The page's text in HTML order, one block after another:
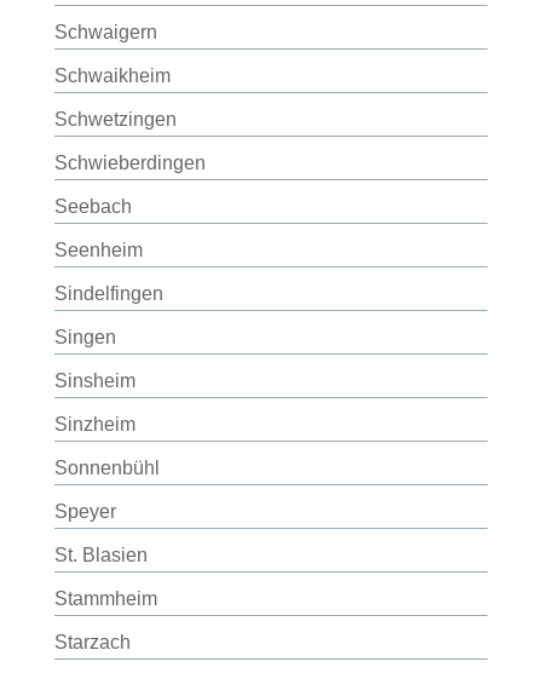
Schwaigern
Schwaikheim
Schwetzingen
Schwieberdingen
Seebach
Seenheim
Sindelfingen
Singen
Sinsheim
Sinzheim
Sonnenbühl
Speyer
St. Blasien
Stammheim
Starzach